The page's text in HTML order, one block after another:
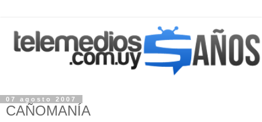
07 agosto 2007
CAÑOMANÍA